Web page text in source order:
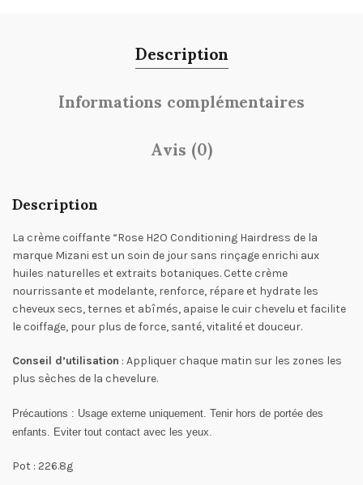
Description
Informations complémentaires
Avis (0)
Description
La crème coiffante “Rose H2O Conditioning Hairdress de la
marque Mizani est un soin de jour sans rinçage enrichi aux
huiles naturelles et extraits botaniques. Cette crème
nourrissante et modelante, renforce, répare et hydrate les
cheveux secs, ternes et abîmés, apaise le cuir chevelu et facilite
le coiffage, pour plus de force, santé, vitalité et douceur.
Conseil d’utilisation : Appliquer chaque matin sur les zones les
plus sèches de la chevelure.
Précautions : Usage externe uniquement. Tenir hors de portée des
enfants. Eviter tout contact avec les yeux.
Pot : 226.8g